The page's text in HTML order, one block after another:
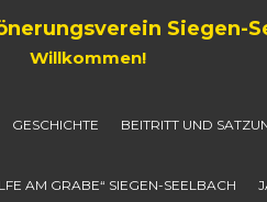
Siegen-
Willkommen!
GESCHICHTE BEITRITT UND
AM GRABE“ SIEGEN-SEELBACH